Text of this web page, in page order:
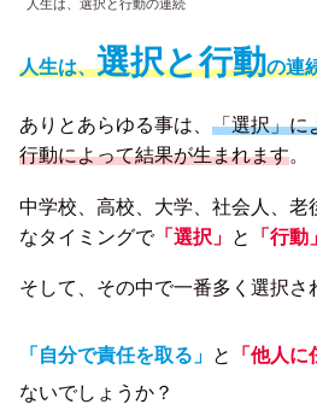
人生は、選択と行動の連続
人生は、選択と行動の連
ありとあらゆる事は、 「選択」に
行動によって結果が生まれます。
中学校、高校、大学、社会人、老
なタイミングで「選択」 と 「行動」
そして、その中で一番多く選択さ
「自分で責任を取る」 と 「他人に
ないでしょうか？